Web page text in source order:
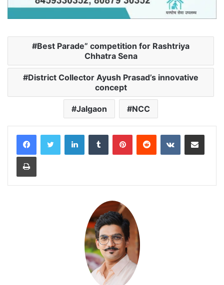
Best Parade” competition for Rashtriya
Chhatra Sena
District Collector Ayush Prasad’s innovative
concept
Jalgaon NCC
LinkedInTumblr PinterestReddit VKontakteShare via Email
Print